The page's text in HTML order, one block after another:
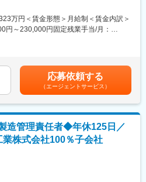
の大切さを学べます。
入れ、柔軟に働き方をアレンジ可能。
産休育休の取得実績も多数あり、育児
厚いフォロー体制があります。
、継続研修を充実させることで常に新
ルアップできる環境を用意していま
「人として信頼される」営業であり、
メントの使用頻度に合わせて、1～6ヵ
客様宅を訪問
ってお客様宅へ訪問をします。（1件あ
管理
ービスのご提案 など
いていただくお客様への訪問がありま
万円＜賃金形態＞月給制＜賃金内訳＞
円～230,000円固定残業手当/月：
年齢や経験に応じて決定します。・昇
給与＞※入社3年目平均基本給＋各種手
額344,141円※業績連動給：月の予算達
われます。賃金はあくまでも目安の金
下する可能性があります。月給(月額)は
。
応募依頼する
（エージェントサービス）
造管理責任者◆年休125日／
株式会社100％子会社